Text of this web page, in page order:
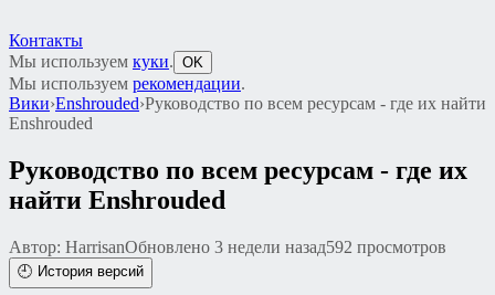
Контакты
Мы используем куки. OK
Мы используем рекомендации.
Вики›Enshrouded›Руководство по всем ресурсам - где их найти
Enshrouded
Руководство по всем ресурсам - где их
найти Enshrouded
Автор: HarrisanОбновлено 3 недели назад592 просмотров
🕘 История версий